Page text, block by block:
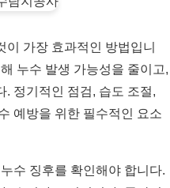
가장 효과적인 방법입니
누수 발생 가능성을 줄이고,
. 정기적인 점검, 습도 조절,
예방을 위한 필수적인 요소
수 징후를 확인해야 합니다.